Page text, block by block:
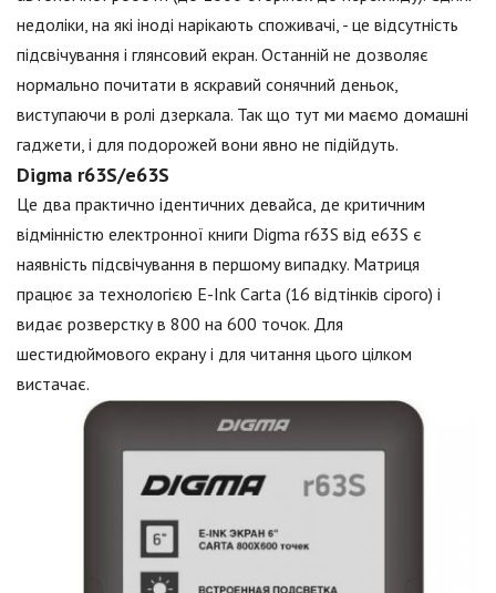
недоліки, на які іноді нарікають споживачі, - це відсутність
підсвічування і глянсовий екран. Останній не дозволяє
нормально почитати в яскравий сонячний деньок,
виступаючи в ролі дзеркала. Так що тут ми маємо домашні
гаджети, і для подорожей вони явно не підійдуть.
Digma r63S/e63S
Це два практично ідентичних девайса, де критичним
відмінністю електронної книги Digma r63S від e63S є
наявність підсвічування в першому випадку. Матриця
працює за технологією E-Ink Carta (16 відтінків сірого) і
видає розверстку в 800 на 600 точок. Для
шестидюймового екрану і для читання цього цілком
вистачає.